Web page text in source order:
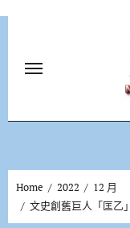
Home 2022
12 月
文史創舊巨人「匡乙